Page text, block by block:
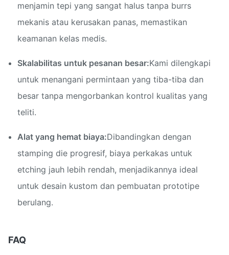
menjamin tepi yang sangat halus tanpa burrs
mekanis atau kerusakan panas, memastikan
keamanan kelas medis.
Skalabilitas untuk pesanan besar:Kami dilengkapi
untuk menangani permintaan yang tiba-tiba dan
besar tanpa mengorbankan kontrol kualitas yang
teliti.
Alat yang hemat biaya:Dibandingkan dengan
stamping die progresif, biaya perkakas untuk
etching jauh lebih rendah, menjadikannya ideal
untuk desain kustom dan pembuatan prototipe
berulang.
FAQ